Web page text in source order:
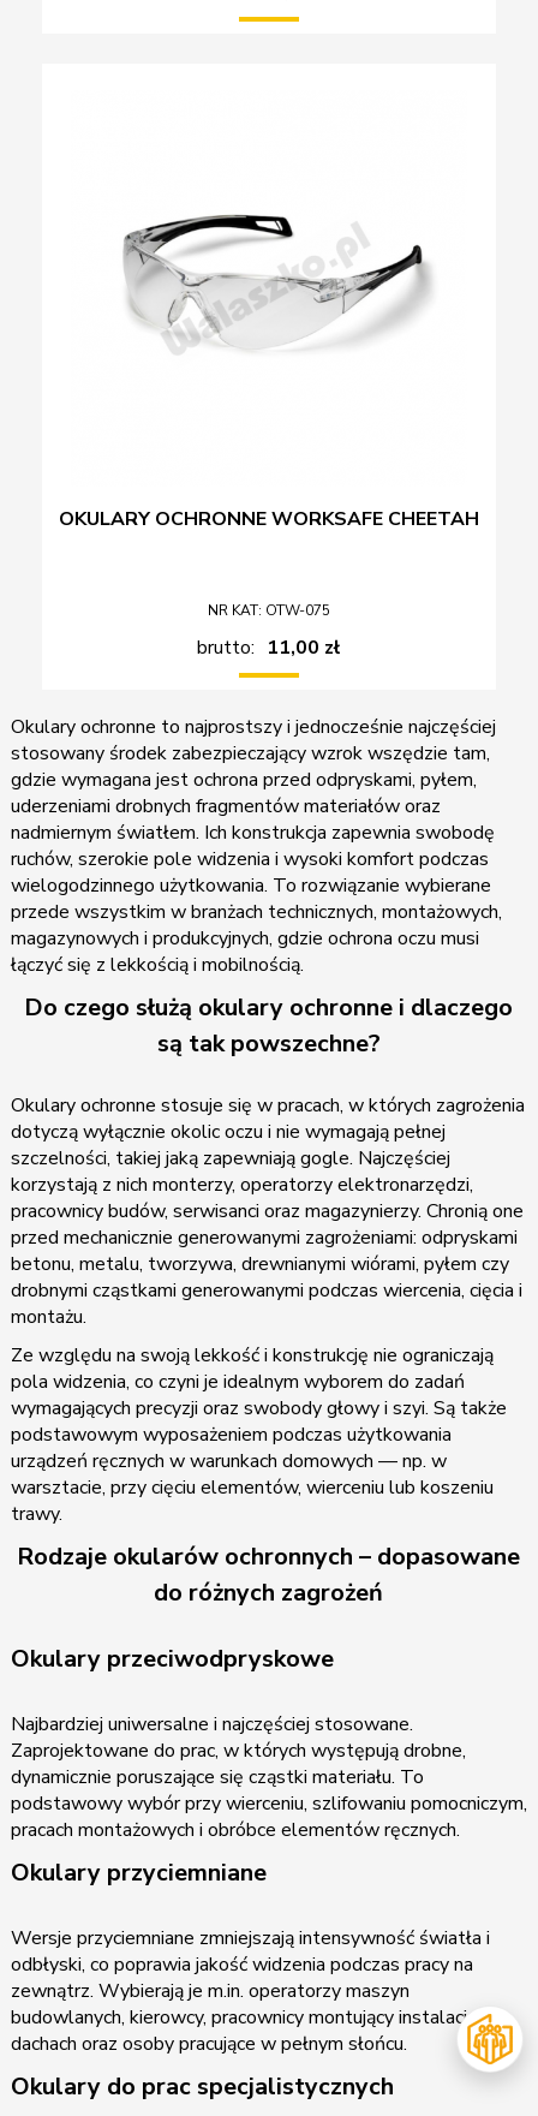
OKULARY OCHRONNE WORKSAFE CHEETAH
NR KAT: OTW-075
brutto: 11,00 zł
Okulary ochronne to najprostszy i jednocześnie najczęściej
stosowany środek zabezpieczający wzrok wszędzie tam,
gdzie wymagana jest ochrona przed odpryskami, pyłem,
uderzeniami drobnych fragmentów materiałów oraz
nadmiernym światłem. Ich konstrukcja zapewnia swobodę
ruchów, szerokie pole widzenia i wysoki komfort podczas
wielogodzinnego użytkowania. To rozwiązanie wybierane
przede wszystkim w branżach technicznych, montażowych,
magazynowych i produkcyjnych, gdzie ochrona oczu musi
łączyć się z lekkością i mobilnością.
Do czego służą okulary ochronne i dlaczego
są tak powszechne?
Okulary ochronne stosuje się w pracach, w których zagrożenia
dotyczą wyłącznie okolic oczu i nie wymagają pełnej
szczelności, takiej jaką zapewniają gogle. Najczęściej
korzystają z nich monterzy, operatorzy elektronarzędzi,
pracownicy budów, serwisanci oraz magazynierzy. Chronią one
przed mechanicznie generowanymi zagrożeniami: odpryskami
betonu, metalu, tworzywa, drewnianymi wiórami, pyłem czy
drobnymi cząstkami generowanymi podczas wiercenia, cięcia i
montażu.
Ze względu na swoją lekkość i konstrukcję nie ograniczają
pola widzenia, co czyni je idealnym wyborem do zadań
wymagających precyzji oraz swobody głowy i szyi. Są także
podstawowym wyposażeniem podczas użytkowania
urządzeń ręcznych w warunkach domowych — np. w
warsztacie, przy cięciu elementów, wierceniu lub koszeniu
trawy.
Rodzaje okularów ochronnych – dopasowane
do różnych zagrożeń
Okulary przeciwodpryskowe
Najbardziej uniwersalne i najczęściej stosowane.
Zaprojektowane do prac, w których występują drobne,
dynamicznie poruszające się cząstki materiału. To
podstawowy wybór przy wierceniu, szlifowaniu pomocniczym,
pracach montażowych i obróbce elementów ręcznych.
Okulary przyciemniane
Wersje przyciemniane zmniejszają intensywność światła i
odbłyski, co poprawia jakość widzenia podczas pracy na
zewnątrz. Wybierają je m.in. operatorzy maszyn
budowlanych, kierowcy, pracownicy montujący instalacje na
dachach oraz osoby pracujące w pełnym słońcu.
Okulary do prac specjalistycznych